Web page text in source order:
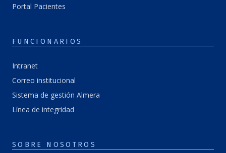
Portal Pacientes
FUNCIONARIOS
Intranet
Correo institucional
Sistema de gestión Almera
Línea de integridad
SOBRE NOSOTROS